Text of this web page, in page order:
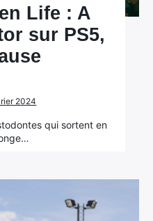
Life : A
sur PS5,
2024
qui sortent en